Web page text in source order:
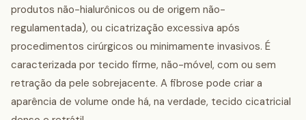
produtos não-hialurônicos ou de origem não-
regulamentada), ou cicatrização excessiva após
procedimentos cirúrgicos ou minimamente invasivos. É
caracterizada por tecido firme, não-móvel, com ou sem
retração da pele sobrejacente. A fibrose pode criar a
aparência de volume onde há, na verdade, tecido cicatricial